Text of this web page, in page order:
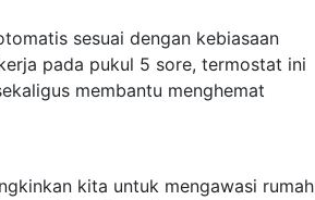
sesuai dengan kebiasaan
pada pukul 5 sore, termostat ini
membantu menghemat
kita untuk mengawasi rumah